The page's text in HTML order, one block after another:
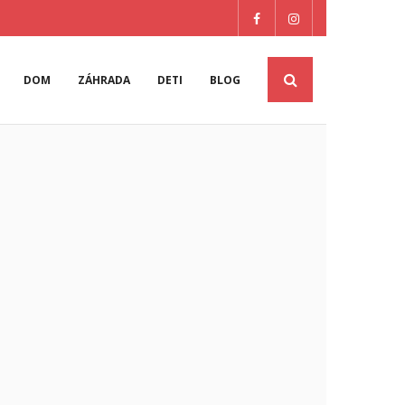
DOM ZÁHRADA DETI BLOG